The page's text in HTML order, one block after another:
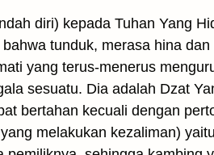
diri) kepada Tuhan Yang
tunduk, merasa hina
yang terus-menerus
sesuatu. Dia adalah Dzat
bertahan kecuali dengan
melakukan ke­zaliman)